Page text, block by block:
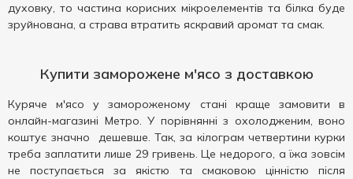
духовку, то частина корисних мікроелементів та білка буде
зруйнована, а страва втратить яскравий аромат та смак.
Купити заморожене м'ясо з доставкою
Куряче м'ясо у замороженому стані краще замовити в
онлайн-магазині Метро. У порівнянні з охолодженим, воно
коштує значно дешевше. Так, за кілограм четвертини курки
треба заплатити лише 29 гривень. Це недорого, а їжа зовсім
не поступається за якістю та смаковою цінністю після